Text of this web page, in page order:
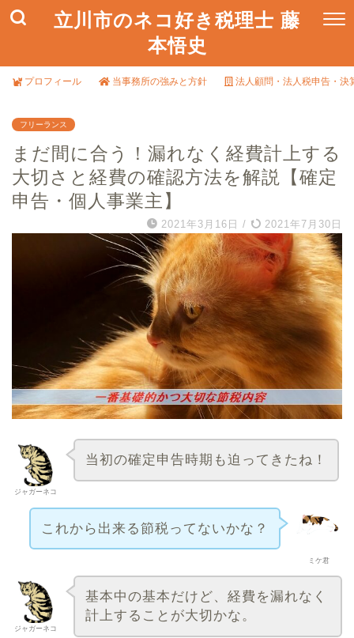
立川市のネコ好き税理士 藤
本悟史
プロフィール 当事務所の強みと方針 法人顧問・法人税申告・決
フリーランス
まだ間に合う！漏れなく経費計上する
大切さと経費の確認方法を解説【確定
申告・個人事業主】
2021年3月16日 / 2021年7月30日
ジャガーネコ
当初の確定申告時期も迫ってきたね！
ミケ君
これから出来る節税ってないかな？
ジャガーネコ
基本中の基本だけど、経費を漏れなく
計上することが大切かな。